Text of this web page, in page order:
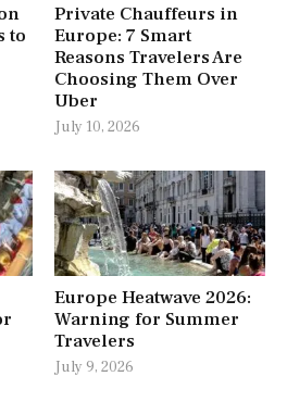
to
Private Chauffeurs in
Europe: 7 Smart
Reasons Travelers Are
Choosing Them Over
Uber
July 10, 2026
Europe Heatwave 2026:
Warning for Summer
Travelers
July 9, 2026